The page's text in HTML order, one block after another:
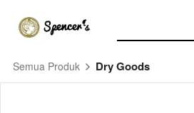
Semua Produk Dry Goods